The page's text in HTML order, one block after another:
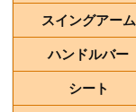
スイングアーム
ハンドルバー
シート